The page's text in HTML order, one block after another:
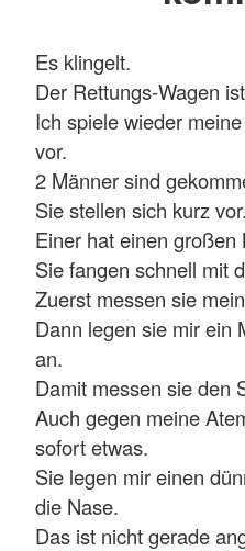
Es klingelt.
Der Rettungs-Wagen
Ich spiele wieder
vor.
2 Männer sind
Sie stellen sich kurz vor.
Einer hat einen großen
Sie fangen schnell mit
Zuerst messen sie
Dann legen sie mir ein
an.
Damit messen sie den
Auch gegen meine
sofort etwas.
Sie legen mir einen
die Nase.
Das ist nicht gerade